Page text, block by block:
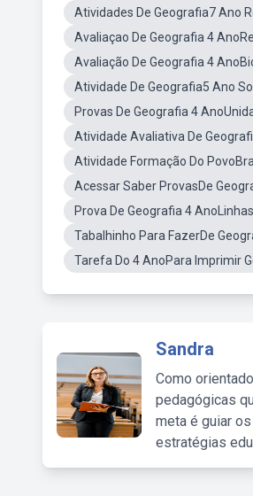
Atividades De Geografia7 Ano
Avaliaçao De Geografia 4
Avaliação De Geografia 4
Atividade De Geografia5 Ano
Provas De Geografia 4
Atividade Avaliativa De
Atividade Formação Do
Acessar Saber ProvasDe
Prova De Geografia 4
Tabalhinho Para FazerDe
Tarefa Do 4 AnoPara Imprimir
Sandra
Como
pedagógicas
meta é guiar
estratégias